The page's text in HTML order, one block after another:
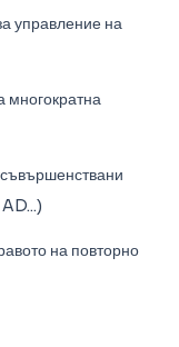
управление на
многократна
на повторно